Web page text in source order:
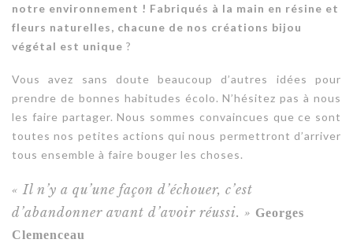
notre environnement ! Fabriqués à la main en résine et
fleurs naturelles, chacune de nos créations bijou
végétal est unique ?
Vous avez sans doute beaucoup d’autres idées pour
prendre de bonnes habitudes écolo. N’hésitez pas à nous
les faire partager. Nous sommes convaincues que ce sont
toutes nos petites actions qui nous permettront d’arriver
tous ensemble à faire bouger les choses.
« Il n’y a qu’une façon d’échouer, c’est
d’abandonner avant d’avoir réussi. » Georges
Clemenceau